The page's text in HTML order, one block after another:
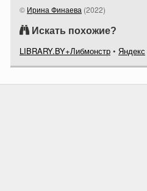
© Ирина Финаева (2022)
Искать похожие?
LIBRARY.BY+Либмонстр • Яндекс